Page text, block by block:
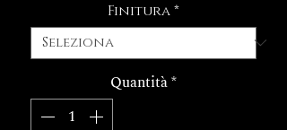
Finitura*
Quantità*